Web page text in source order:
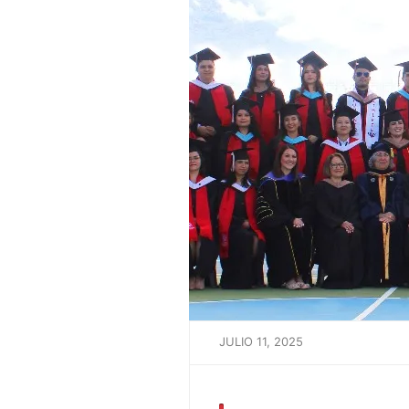
JULIO 11, 2025